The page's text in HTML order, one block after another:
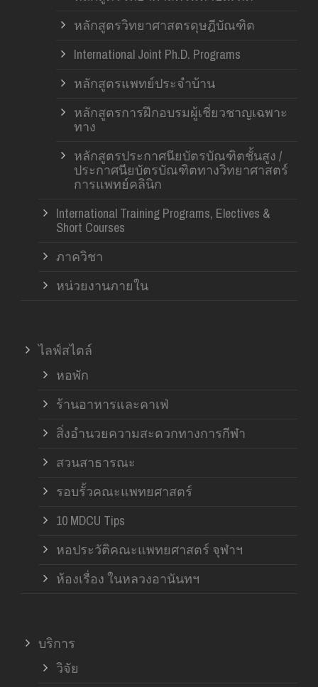
หลักสูตรวิทยาศาสตรดุษฎีบัณฑิต
International Joint Ph.D. Programs
หลักสูตรแพทย์ประจำบ้าน
หลักสูตรการฝึกอบรมผู้เชี่ยวชาญเฉพาะ
ทาง
หลักสูตรประกาศนียบัตรบัณฑิตชั้นสูง /
ประกาศนียบัตรบัณฑิตทางวิทยาศาสตร์
การแพทย์คลินิก
International Training Programs, Electives &
Short Courses
ภาควิชา
หน่วยงานภายใน
ไลฟ์สไตล์
หอพัก
ร้านอาหารและคาเฟ่
สิ่งอำนวยความสะดวกทางการกีฬา
สวนสาธารณะ
รอบรั้วคณะแพทยศาสตร์
10 MDCU Tips
หอประวัติคณะแพทยศาสตร์ จุฬาฯ
ห้องเรื่อง ในหลวงอานันทฯ
บริการ
วิจัย